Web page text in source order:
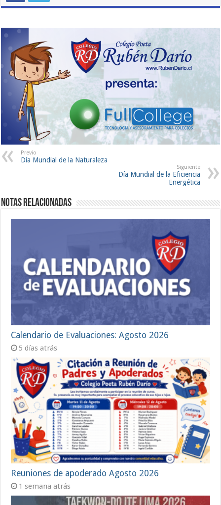
Previo
Día Mundial de la Naturaleza
Siguiente
Día Mundial de la Eficiencia
Energética
Notas Relacionadas
Calendario de Evaluaciones: Agosto 2026
5 días atrás
Reuniones de apoderado Agosto 2026
1 semana atrás